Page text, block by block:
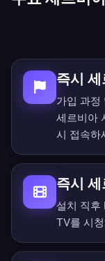
즉시
가입 과정
세르비아
시 접속하
즉시
설치 직
TV를 시